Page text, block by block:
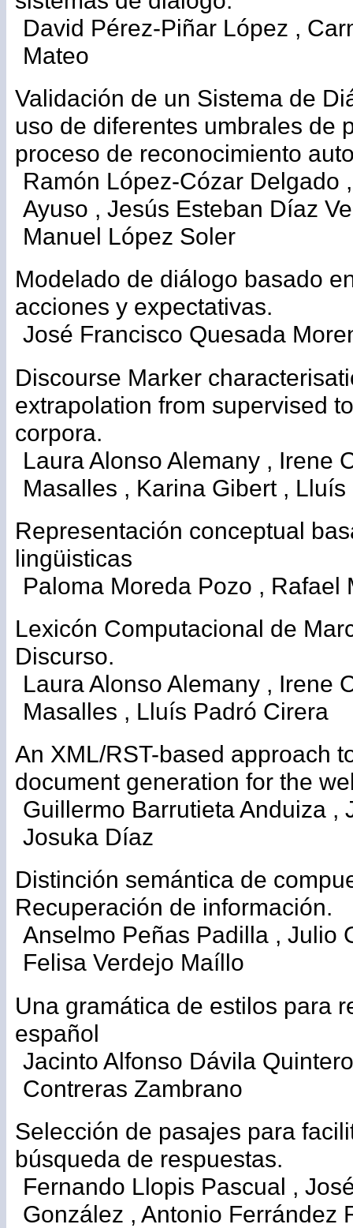
David Pérez-Piñar López ,
Mateo
Validación de un Sistema de
uso de diferentes umbrales de
proceso de reconocimiento
Ramón López-Cózar Delgado
Ayuso , Jesús Esteban Díaz
Manuel López Soler
Modelado de diálogo basado
acciones y expectativas.
José Francisco Quesada
Discourse Marker
extrapolation from supervised
corpora.
Laura Alonso Alemany , Irene
Masalles , Karina Gibert ,
Representación conceptual
lingüisticas
Paloma Moreda Pozo , Rafael
Lexicón Computacional de
Discurso.
Laura Alonso Alemany , Irene
Masalles , Lluís Padró Cirera
An XML/RST-based approach
document generation for the
Guillermo Barrutieta Anduiza ,
Josuka Díaz
Distinción semántica de
Recuperación de información.
Anselmo Peñas Padilla , Julio
Felisa Verdejo Maíllo
Una gramática de estilos para
español
Jacinto Alfonso Dávila
Contreras Zambrano
Selección de pasajes para
búsqueda de respuestas.
Fernando Llopis Pascual ,
González , Antonio Ferrández